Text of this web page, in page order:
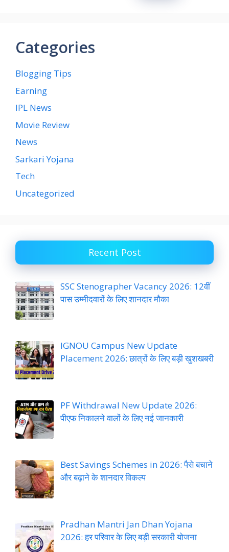
Categories
Blogging Tips
Earning
IPL News
Movie Review
News
Sarkari Yojana
Tech
Uncategorized
Recent Post
SSC Stenographer Vacancy 2026: 12वीं
पास उम्मीदवारों के लिए शानदार मौका
IGNOU Campus New Update
Placement 2026: छात्रों के लिए बड़ी खुशखबरी
PF Withdrawal New Update 2026:
पीएफ निकालने वालों के लिए नई जानकारी
Best Savings Schemes in 2026: पैसे बचाने
और बढ़ाने के शानदार विकल्प
Pradhan Mantri Jan Dhan Yojana
2026: हर परिवार के लिए बड़ी सरकारी योजना